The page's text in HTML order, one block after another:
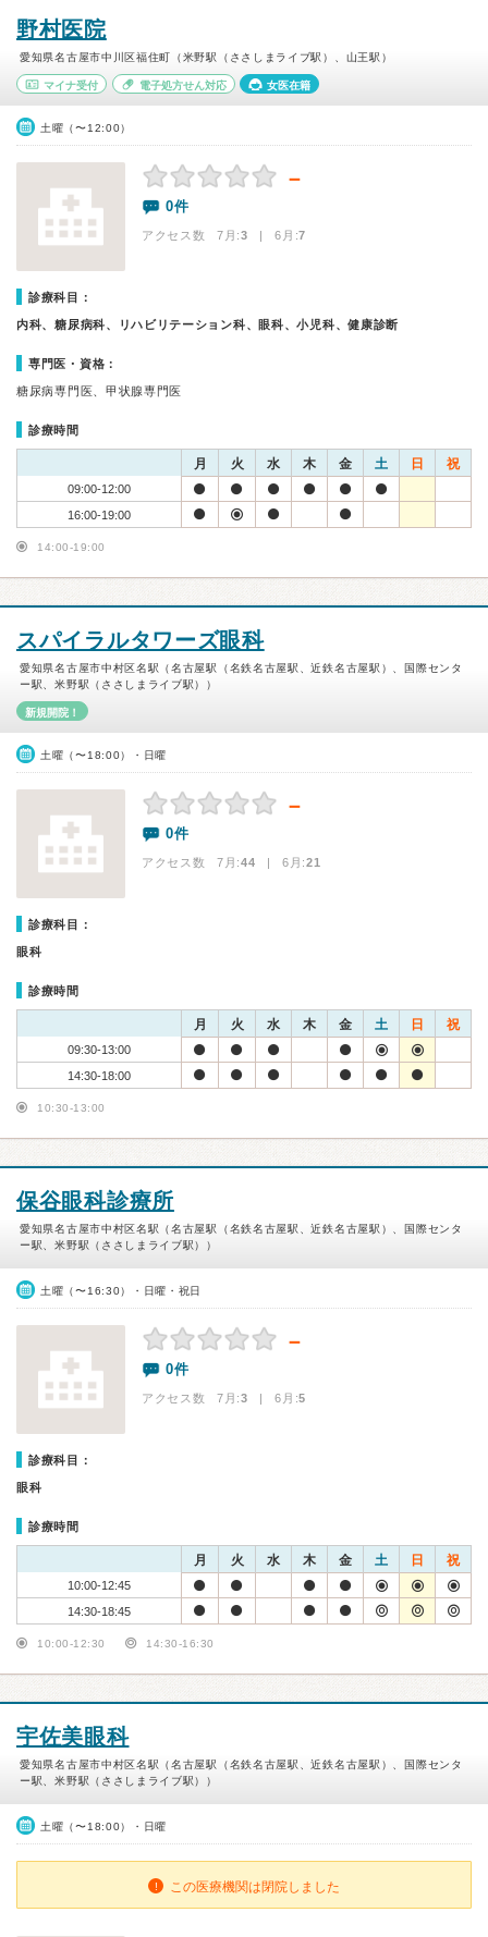
野村医院
愛知県名古屋市中川区福住町（米野駅（ささしまライブ駅）、山王駅）
マイナ受付 電子処方せん対応 女医在籍
土曜（〜12:00）
－
0件
アクセス数 7月:3 | 6月:7
診療科目：
内科、糖尿病科、リハビリテーション科、眼科、小児科、健康診断
専門医・資格：
糖尿病専門医、甲状腺専門医
診療時間
月 火 水 木 金 土 日 祝
09:00-12:00
16:00-19:00
14:00-19:00
スパイラルタワーズ眼科
愛知県名古屋市中村区名駅（名古屋駅（名鉄名古屋駅、近鉄名古屋駅）、国際センタ
ー駅、米野駅（ささしまライブ駅））
新規開院！
土曜（〜18:00）・日曜
－
0件
アクセス数 7月:44 | 6月:21
診療科目：
眼科
診療時間
月 火 水 木 金 土 日 祝
09:30-13:00
14:30-18:00
10:30-13:00
保谷眼科診療所
愛知県名古屋市中村区名駅（名古屋駅（名鉄名古屋駅、近鉄名古屋駅）、国際センタ
ー駅、米野駅（ささしまライブ駅））
土曜（〜16:30）・日曜・祝日
－
0件
アクセス数 7月:3 | 6月:5
診療科目：
眼科
診療時間
月 火 水 木 金 土 日 祝
10:00-12:45
14:30-18:45
10:00-12:30 14:30-16:30
宇佐美眼科
愛知県名古屋市中村区名駅（名古屋駅（名鉄名古屋駅、近鉄名古屋駅）、国際センタ
ー駅、米野駅（ささしまライブ駅））
土曜（〜18:00）・日曜
この医療機関は閉院しました